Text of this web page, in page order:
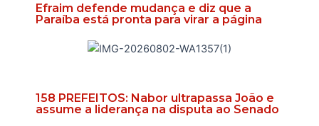
Efraim defende mudança e diz que a
Paraíba está pronta para virar a página
158 PREFEITOS: Nabor ultrapassa João e
assume a liderança na disputa ao Senado